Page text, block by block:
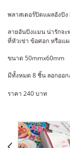
พลาสเตอร์ปิดแผลอังปัง
ลายอันปังแมน น่ารักจ
ที่หัวเข่า ข้อศอก หรือแ
ขนาด 50mmx60mm
มีทั้งหมด 8 ชิ้น ลอกออก
ราคา 240 บาท